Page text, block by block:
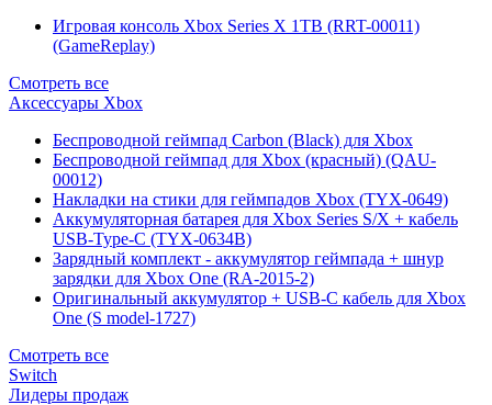
Игровая консоль Xbox Series X 1TB (RRT-00011)
(GameReplay)
Смотреть все
Аксессуары Xbox
Беспроводной геймпад Carbon (Black) для Xbox
Беспроводной геймпад для Xbox (красный) (QAU-
00012)
Накладки на стики для геймпадов Xbox (TYX-0649)
Аккумуляторная батарея для Xbox Series S/X + кабель
USB-Type-C (TYX-0634B)
Зарядный комплект - аккумулятор геймпада + шнур
зарядки для Xbox One (RA-2015-2)
Оригинальный аккумулятор + USB-C кабель для Xbox
One (S model-1727)
Смотреть все
Switch
Лидеры продаж